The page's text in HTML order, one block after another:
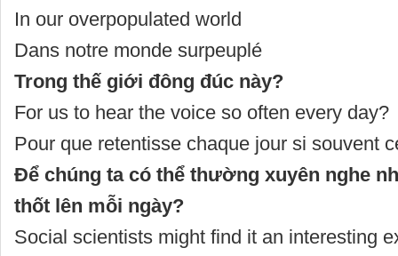
In our overpopulated world
Dans notre monde surpeuplé
Trong thế giới đông đúc này?
For us to hear the voice so often every day?
Pour que retentisse chaque jour si souvent
Để chúng ta có thể thường xuyên nghe
thốt lên mỗi ngày?
Social scientists might find it an interesting